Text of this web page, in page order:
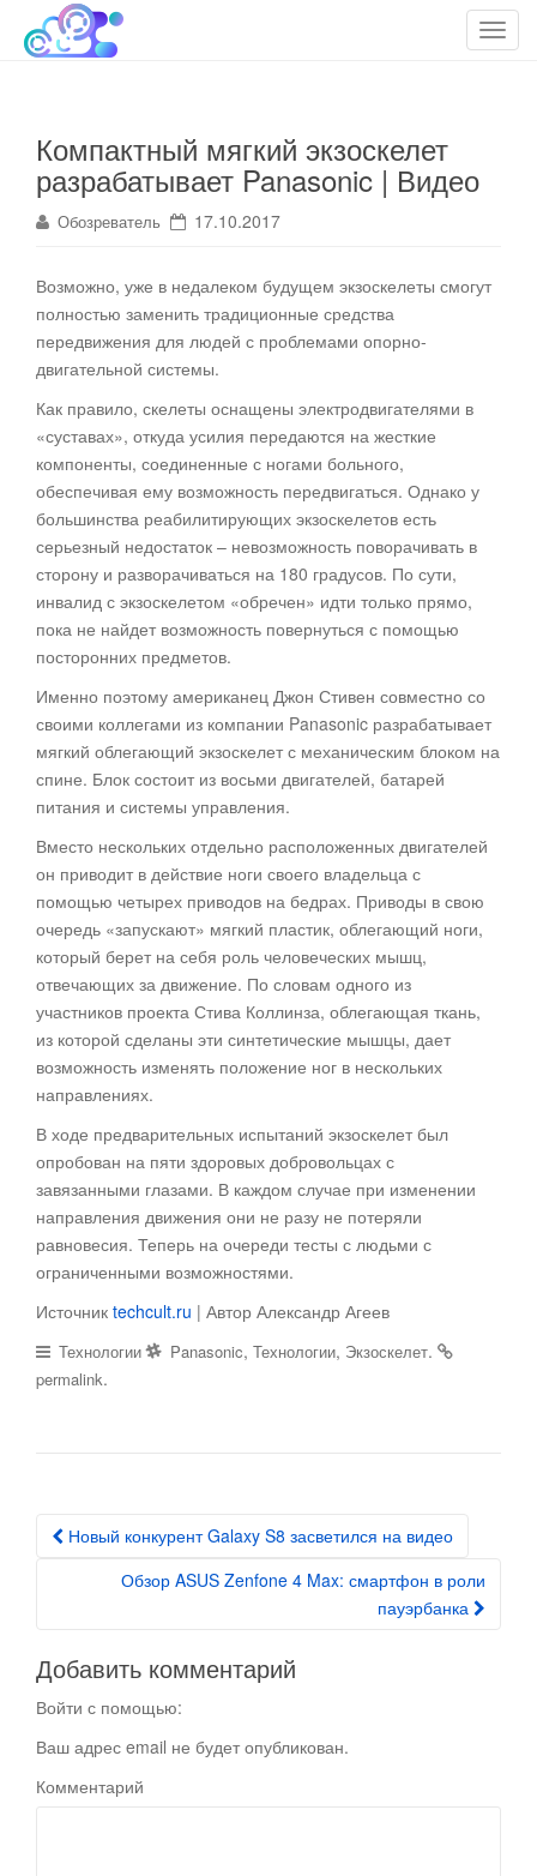
T
Облако технологий
cloudteh.ru
Компактный мягкий экзоскелет
разрабатывает Panasonic | Видео
Обозреватель 17.10.2017
Возможно, уже в недалеком будущем экзоскелеты смогут
полностью заменить традиционные средства
передвижения для людей с проблемами опорно-
двигательной системы.
Как правило, скелеты оснащены электродвигателями в
«суставах», откуда усилия передаются на жесткие
компоненты, соединенные с ногами больного,
обеспечивая ему возможность передвигаться. Однако у
большинства реабилитирующих экзоскелетов есть
серьезный недостаток – невозможность поворачивать в
сторону и разворачиваться на 180 градусов. По сути,
инвалид с экзоскелетом «обречен» идти только прямо,
пока не найдет возможность повернуться с помощью
посторонних предметов.
Именно поэтому американец Джон Стивен совместно со
своими коллегами из компании Panasonic разрабатывает
мягкий облегающий экзоскелет с механическим блоком на
спине. Блок состоит из восьми двигателей, батарей
питания и системы управления.
Вместо нескольких отдельно расположенных двигателей
он приводит в действие ноги своего владельца с
помощью четырех приводов на бедрах. Приводы в свою
очередь «запускают» мягкий пластик, облегающий ноги,
который берет на себя роль человеческих мышц,
отвечающих за движение. По словам одного из
участников проекта Стива Коллинза, облегающая ткань,
из которой сделаны эти синтетические мышцы, дает
возможность изменять положение ног в нескольких
направлениях.
В ходе предварительных испытаний экзоскелет был
опробован на пяти здоровых добровольцах с
завязанными глазами. В каждом случае при изменении
направления движения они не разу не потеряли
равновесия. Теперь на очереди тесты с людьми с
ограниченными возможностями.
Источник techcult.ru | Автор Александр Агеев
Технологии Panasonic, Технологии, Экзоскелет.
permalink.
Post navigation
Новый конкурент Galaxy S8 засветился на видео
Обзор ASUS Zenfone 4 Max: смартфон в роли
пауэрбанка
Добавить комментарий
Войти с помощью:
Ваш адрес email не будет опубликован.
Комментарий